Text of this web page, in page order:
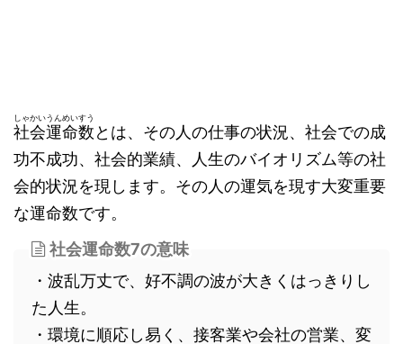
社会運命数
しゃかいうんめいすう
とは、その人の仕事の状況、社会での成
功不成功、社会的業績、人生のバイオリズム等の社
会的状況を現します。その人の運気を現す大変重要
な運命数です。
社会運命数7の意味
・波乱万丈で、好不調の波が大きくはっきりし
た人生。
・環境に順応し易く、接客業や会社の営業、変